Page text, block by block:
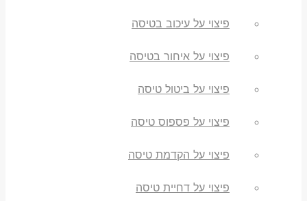
פיצוי על עיכוב בטיסה
פיצוי על איחור בטיסה
פיצוי על ביטול טיסה
פיצוי על פספוס טיסה
פיצוי על הקדמת טיסה
פיצוי על דחיית טיסה